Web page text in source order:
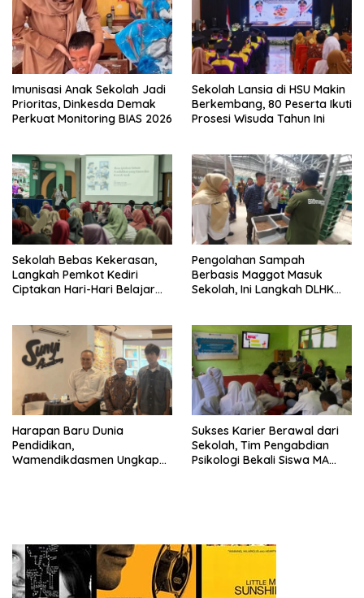
Imunisasi Anak Sekolah Jadi
Prioritas, Dinkesda Demak
Perkuat Monitoring BIAS 2026
Sekolah Lansia di HSU Makin
Berkembang, 80 Peserta Ikuti
Prosesi Wisuda Tahun Ini
Sekolah Bebas Kekerasan,
Langkah Pemkot Kediri
Ciptakan Hari-Hari Belajar
Pengolahan Sampah
Berbasis Maggot Masuk
Sekolah, Ini Langkah DLHK
Harapan Baru Dunia
Pendidikan,
Wamendikdasmen Ungkap
Sukses Karier Berawal dari
Sekolah, Tim Pengabdian
Psikologi Bekali Siswa MA